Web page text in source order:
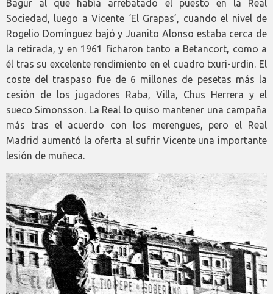
Bagur al que había arrebatado el puesto en la Real
Sociedad, luego a Vicente ‘El Grapas’, cuando el nivel de
Rogelio Domínguez bajó y Juanito Alonso estaba cerca de
la retirada, y en 1961 ficharon tanto a Betancort, como a
él tras su excelente rendimiento en el cuadro txuri-urdin. El
coste del traspaso fue de 6 millones de pesetas más la
cesión de los jugadores Raba, Villa, Chus Herrera y el
sueco Simonsson. La Real lo quiso mantener una campaña
más tras el acuerdo con los merengues, pero el Real
Madrid aumentó la oferta al sufrir Vicente una importante
lesión de muñeca.